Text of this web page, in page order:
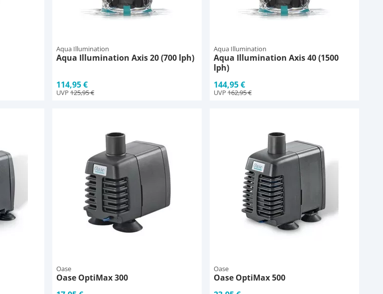
Aqua Illumination
Aqua Illumination Axis 20 (700 lph)
114,95 €
UVP 125,95 €
Aqua Illumination
Aqua Illumination Axis 40 (1500
lph)
144,95 €
UVP 162,95 €
Oase
Oase OptiMax 300
Oase
Oase OptiMax 500